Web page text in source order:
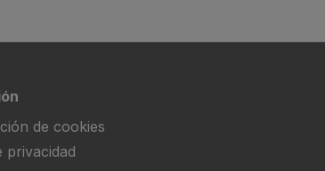
de cookies
privacidad